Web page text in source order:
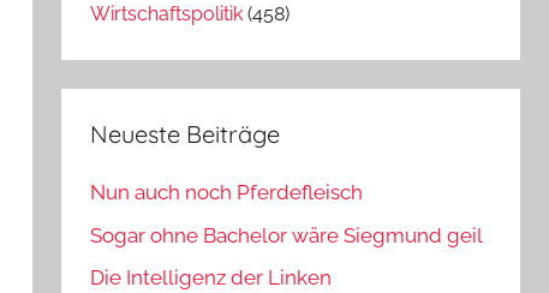
Wirtschaftspolitik (458)
Neueste Beiträge
Nun auch noch Pferdefleisch
Sogar ohne Bachelor wäre Siegmund geil
Die Intelligenz der Linken